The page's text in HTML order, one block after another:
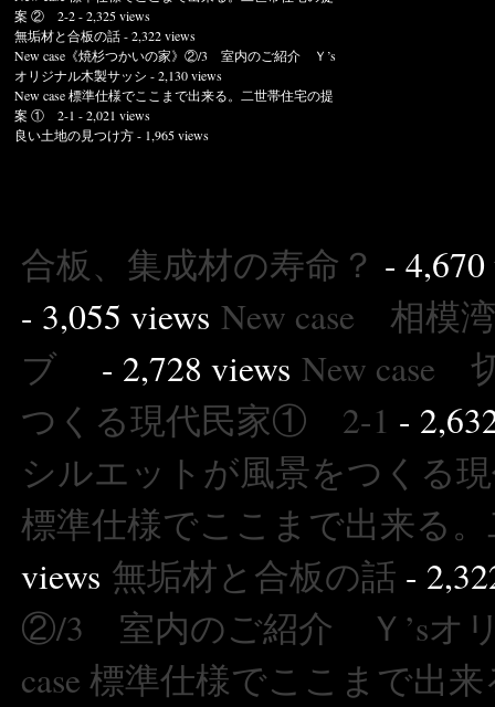
案 ② 2-2- 2,325 views
無垢材と合板の話- 2,322 views
New case《焼杉つかいの家》②/3 室内のご紹介 Ｙ’s
オリジナル木製サッシ - 2,130 views
New case 標準仕様でここまで出来る。二世帯住宅の提
案 ① 2-1 - 2,021 views
良い土地の見つけ方- 1,965 views
合板、集成材の寿命？ - 4,670
- 3,055 views New case 相模
ブ
- 2,728 views New case
つくる現代民家① 2-1 -
シルエットが風景をつくる
標準仕様でここまで出来る
views 無垢材と合板の話 -
②/3 室内のご紹介 Ｙ’sオ
case 標準仕様でここまで出